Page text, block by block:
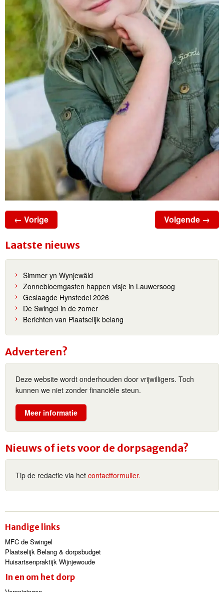
← Vorige Volgende →
Laatste nieuws
Simmer yn Wynjewâld
Zonnebloemgasten happen visje in Lauwersoog
Geslaagde Hynstedei 2026
De Swingel in de zomer
Berichten van Plaatselijk belang
Adverteren?
Deze website wordt onderhouden door vrijwilligers. Toch
kunnen we niet zonder financiële steun.
Meer informatie
Nieuws of iets voor de dorpsagenda?
Tip de redactie via het contactformulier.
Handige links
MFC de Swingel
Plaatselijk Belang & dorpsbudget
Huisartsenpraktijk Wijnjewoude
In en om het dorp